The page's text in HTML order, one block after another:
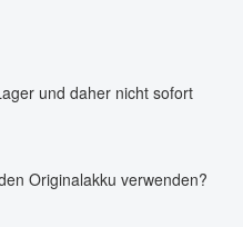
und daher nicht sofort
Originalakku verwenden?